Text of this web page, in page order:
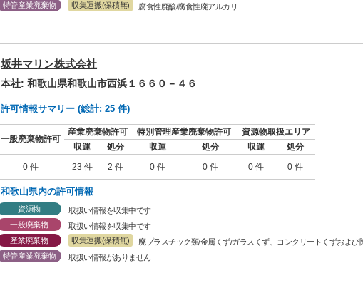
特管産業廃棄物
収集運搬(保積無) 腐食性廃酸/腐食性廃アルカリ
坂井マリン株式会社
本社: 和歌山県和歌山市西浜１６６０－４６
許可情報サマリー (総計: 25 件)
一般廃棄物許可
産業廃棄物許可 特別管理産業廃棄物許可
資源物取扱エリア
収運
処分 収運 処分 収運
処分
0 件
23 件 2 件 0 件 0 件 0 件 0 件
和歌山県内の許可情報
資源物
取扱い情報を収集中です
一般廃棄物
取扱い情報を収集中です
産業廃棄物
収集運搬(保積無)
廃プラスチック類/金属くず/ガラスくず、コンクリートくずおよ
特管産業廃棄物
取扱い情報がありません